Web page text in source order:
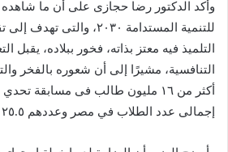
وأكد الدكتور رضا حجازى على أن ما
للتنمية المستدامة ٢٠٣٠،
التلميذ فيه معتز بذاته، فخور ببلاده، يقبل
التنافسية، مشيرًا إلى أن شعوره بالفخر
أكثر من ١٦ مليون طالب فى مسابقة
إجمالى عدد الطلاب في مصر وعددهم ٢٥.٥ مليون طالب.